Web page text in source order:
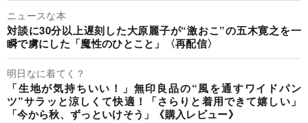
ニュースな本
対談に30分以上遅刻した大原麗子が“激おこ”の五木寛之を一
瞬で虜にした「魔性のひとこと」〈再配信〉
明日なに着てく？
「生地が気持ちいい！」無印良品の“風を通すワイドパン
ツ”サラッと涼しくて快適！「さらりと着用できて嬉しい」
「今から秋、ずっといけそう」《購入レビュー》